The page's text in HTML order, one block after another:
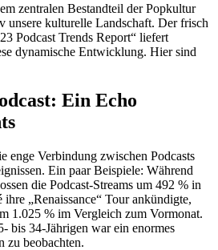
zentralen Bestandteil der Popkultur
unsere kulturelle Landschaft. Der frisch
Podcast Trends Report“ liefert
dynamische Entwicklung. Hier sind
Ein Echo
enge Verbindung zwischen Podcasts
Ein paar Beispiele: Während
die Podcast-Streams um 492 % in
„Renaissance“ Tour ankündigte,
1.025 % im Vergleich zum Vormonat.
bis 34-Jährigen war ein enormes
zu beobachten.